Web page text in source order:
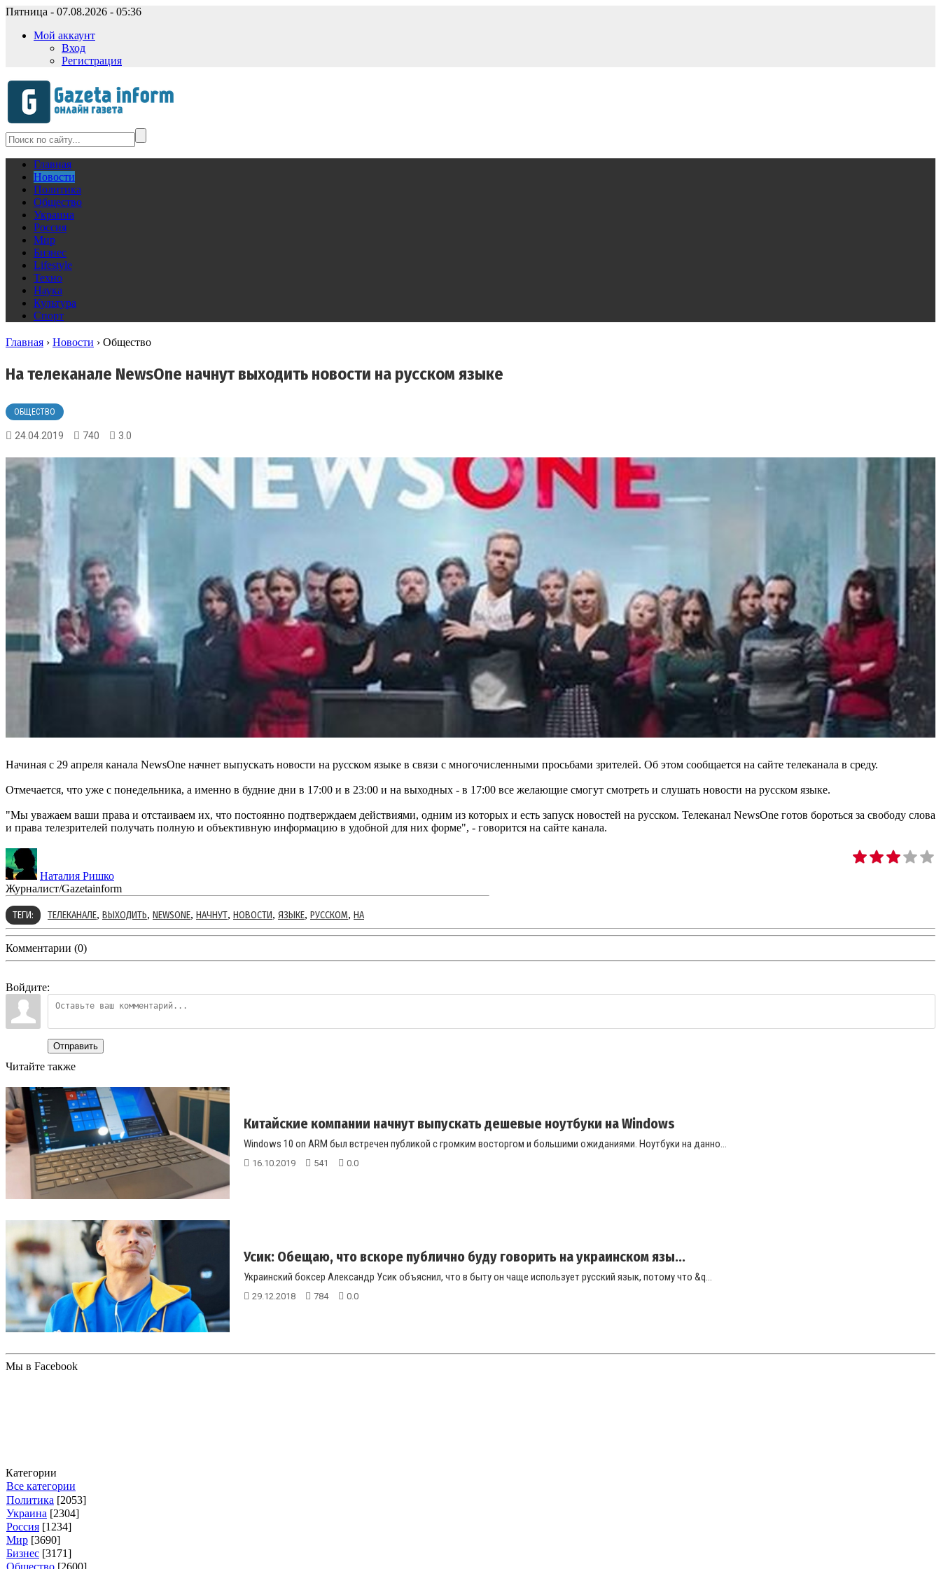
Пятница - 07.08.2026 - 05:36
Мой аккаунт
Вход
Регистрация
Главная
Новости
Политика
Общество
Украина
Россия
Мир
Бизнес
Lifestyle
Техно
Наука
Культура
Спорт
Главная › Новости › Общество
На телеканале NewsOne начнут выходить новости на русском языке
ОБЩЕСТВО
24.04.2019 740 3.0
Начиная с 29 апреля канала NewsOne начнет выпускать новости на русском языке в связи с многочисленными просьбами зрителей. Об этом сообщается на сайте телеканала в среду.
Отмечается, что уже с понедельника, а именно в будние дни в 17:00 и в 23:00 и на выходных - в 17:00 все желающие смогут смотреть и слушать новости на русском языке.
"Мы уважаем ваши права и отстаиваем их, что постоянно подтверждаем действиями, одним из которых и есть запуск новостей на русском. Телеканал NewsOne готов бороться за свободу слова
и права телезрителей получать полную и объективную информацию в удобной для них форме", - говорится на сайте канала.
Наталия Ришко
Журналист/Gazetainform
ТЕГИ: ТЕЛЕКАНАЛЕ, ВЫХОДИТЬ, NEWSONE, НАЧНУТ, НОВОСТИ, ЯЗЫКЕ, РУССКОМ, НА
Комментарии (0)
Войдите:
Отправить
Читайте также
Китайские компании начнут выпускать дешевые ноутбуки на Windows
Windows 10 on ARM был встречен публикой с громким восторгом и большими ожиданиями. Ноутбуки на данно...
16.10.2019 541 0.0
Усик: Обещаю, что вскоре публично буду говорить на украинском язы...
Украинский боксер Александр Усик объяснил, что в быту он чаще использует русский язык, потому что &q...
29.12.2018 784 0.0
Мы в Facebook
Категории
Все категории
Политика [2053]
Украина [2304]
Россия [1234]
Мир [3690]
Бизнес [3171]
Общество [2600]